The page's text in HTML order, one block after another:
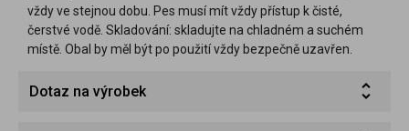
vždy ve stejnou dobu. Pes musí mít vždy přístup k čisté,
čerstvé vodě. Skladování: skladujte na chladném a suchém
místě. Obal by měl být po použití vždy bezpečně uzavřen.
Dotaz na výrobek